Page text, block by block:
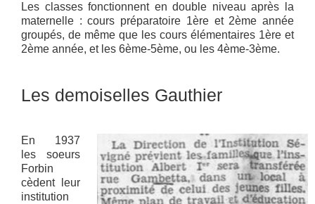
Les classes fonctionnent en double niveau après la
maternelle : cours préparatoire 1ère et 2ème année
groupés, de même que les cours élémentaires 1ère et
2ème année, et les 6ème-5ème, ou les 4ème-3ème.
Les demoiselles Gauthier
En 1937
les soeurs
Forbin
cèdent leur
institution